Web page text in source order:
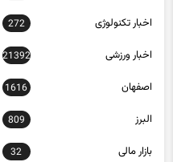
اخبار تکنولوژی 272
اخبار ورزشی 21392
اصفهان 1616
البرز 809
بازار مالی 32